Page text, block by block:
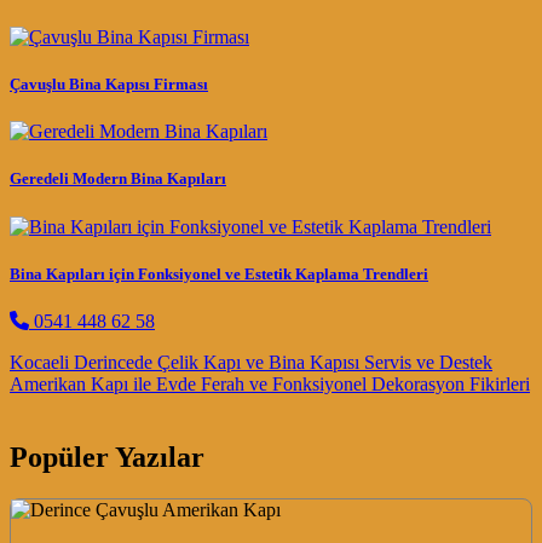
Çavuşlu Bina Kapısı Firması
Geredeli Modern Bina Kapıları
Bina Kapıları için Fonksiyonel ve Estetik Kaplama Trendleri
0541 448 62 58
Post navigation
Kocaeli Derincede Çelik Kapı ve Bina Kapısı Servis ve Destek
Amerikan Kapı ile Evde Ferah ve Fonksiyonel Dekorasyon Fikirleri
Popüler Yazılar